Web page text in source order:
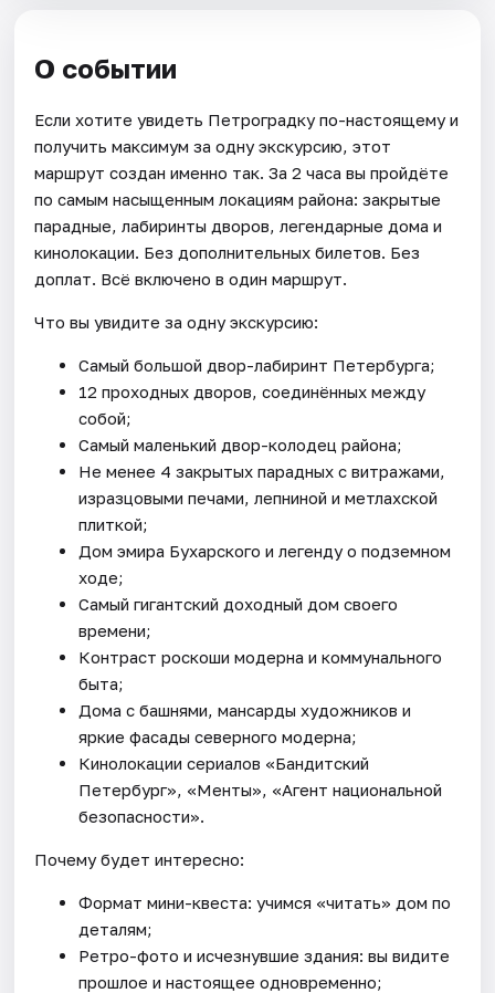
О событии
Если хотите увидеть Петроградку по-настоящему и
получить максимум за одну экскурсию, этот
маршрут создан именно так. За 2 часа вы пройдёте
по самым насыщенным локациям района: закрытые
парадные, лабиринты дворов, легендарные дома и
кинолокации. Без дополнительных билетов. Без
доплат. Всё включено в один маршрут.
Что вы увидите за одну экскурсию:
Самый большой двор-лабиринт Петербурга;
12 проходных дворов, соединённых между
собой;
Самый маленький двор-колодец района;
Не менее 4 закрытых парадных с витражами,
изразцовыми печами, лепниной и метлахской
плиткой;
Дом эмира Бухарского и легенду о подземном
ходе;
Самый гигантский доходный дом своего
времени;
Контраст роскоши модерна и коммунального
быта;
Дома с башнями, мансарды художников и
яркие фасады северного модерна;
Кинолокации сериалов «Бандитский
Петербург», «Менты», «Агент национальной
безопасности».
Почему будет интересно:
Формат мини-квеста: учимся «читать» дом по
деталям;
Ретро-фото и исчезнувшие здания: вы видите
прошлое и настоящее одновременно;